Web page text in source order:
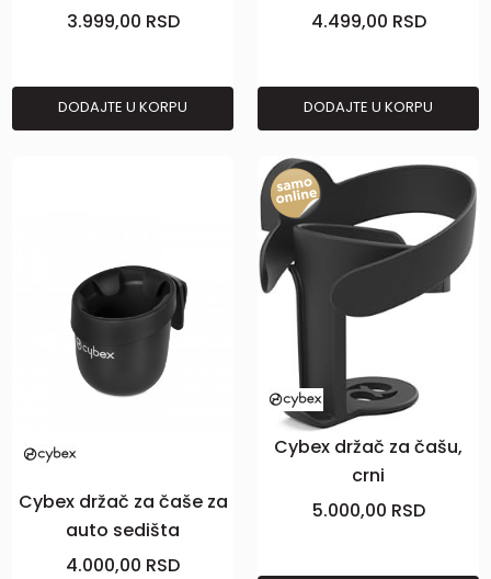
3.999,00 RSD
DODAJTE U KORPU
4.499,00 RSD
DODAJTE U KORPU
Cybex držač za čaše za
auto sedišta
4.000,00 RSD
Cybex držač za čašu,
crni
5.000,00 RSD